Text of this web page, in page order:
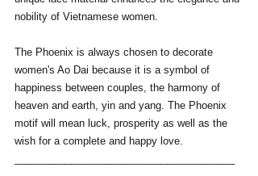
nobility of Vietnamese women.
The Phoenix is always chosen to decorate
women's Ao Dai because it is a symbol of
happiness between couples, the harmony of
heaven and earth, yin and yang. The Phoenix
motif will mean luck, prosperity as well as the
wish for a complete and happy love.